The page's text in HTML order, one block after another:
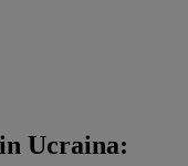
Ucraina: